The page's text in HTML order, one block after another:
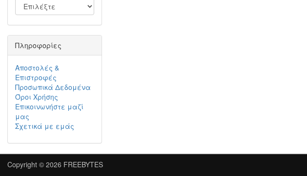
Πληροφορίες
Αποστολές &
Επιστροφές
Προσωπικά Δεδομένα
Όροι Χρήσης
Επικοινωνήστε μαζί
μας
Σχετικά με εμάς
Copyright © 2026 FREEBYTES